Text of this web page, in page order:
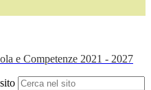
e Competenze 2021 - 2027